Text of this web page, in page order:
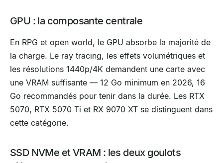
GPU : la composante centrale
En RPG et open world, le GPU absorbe la majorité de
la charge. Le ray tracing, les effets volumétriques et
les résolutions 1440p/4K demandent une carte avec
une VRAM suffisante — 12 Go minimum en 2026, 16
Go recommandés pour tenir dans la durée. Les RTX
5070, RTX 5070 Ti et RX 9070 XT se distinguent dans
cette catégorie.
SSD NVMe et VRAM : les deux goulots